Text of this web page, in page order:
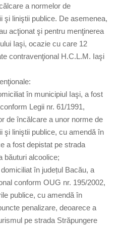
a normelor de
şi liniştii publice. De asemenea,
acţionat şi pentru menţinerea
Iaşi, ocazie cu care 12
contravenţional H.C.L.M. Iaşi
în municipiul Iaşi, a fost
Legii nr. 61/1991,
de încălcare a unor norme de
şi liniştii publice, cu amendă în
a fost depistat pe strada
băuturi alcoolice;
în județul Bacău, a
conform OUG nr. 195/2002,
publice, cu amendă în
penalizare, deoarece a
pe strada Străpungere